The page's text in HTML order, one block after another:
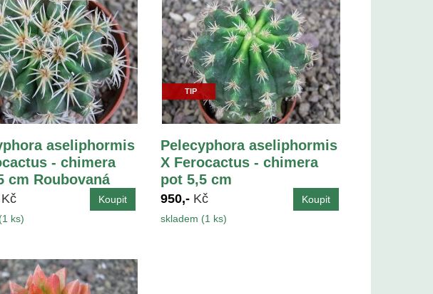
aseliphormis
- chimera
cm Roubovaná
Kč
ks)
TIP
Pelecyphora aseliphormis
X Ferocactus - chimera
pot 5,5 cm
950,- Kč
skladem (1 ks)